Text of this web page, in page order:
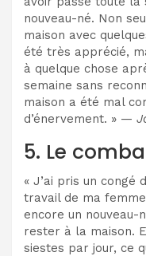
nouveau-né. Non
maison avec
été très apprécié,
à quelque chose
semaine sans
maison a été mal
d’énervement. » —
5. Le
« J’ai pris un
travail de ma
encore un nouveau-
rester à la maison.
siestes par jour, ce